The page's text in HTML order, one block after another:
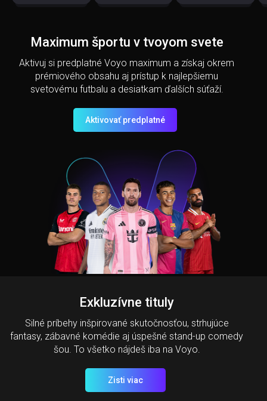
Maximum športu v tvoyom svete
Aktivuj si predplatné Voyo maximum a získaj okrem
prémiového obsahu aj prístup k najlepšiemu
svetovému futbalu a desiatkam ďalších súťaží.
Aktivovať predplatné
Exkluzívne tituly
Silné príbehy inšpirované skutočnosťou, strhujúce
fantasy, zábavné komédie aj úspešné stand-up comedy
šou. To všetko nájdeš iba na Voyo.
Zisti viac